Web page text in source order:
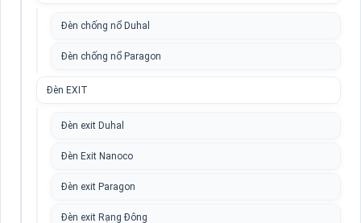
Đèn chống nổ Duhal
Đèn chống nổ Paragon
Đèn EXIT
Đèn exit Duhal
Đèn Exit Nanoco
Đèn exit Paragon
Đèn exit Rạng Đông